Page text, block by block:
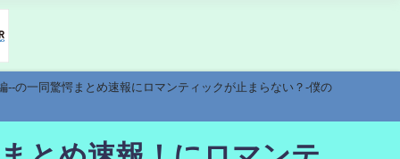
の一同驚愕まとめ速報にロマンティックが止まらない？-僕の